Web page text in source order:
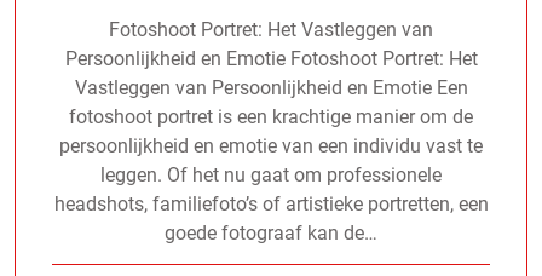
Fotoshoot Portret: Het Vastleggen van
Persoonlijkheid en Emotie Fotoshoot Portret: Het
Vastleggen van Persoonlijkheid en Emotie Een
fotoshoot portret is een krachtige manier om de
persoonlijkheid en emotie van een individu vast te
leggen. Of het nu gaat om professionele
headshots, familiefoto’s of artistieke portretten, een
goede fotograaf kan de…